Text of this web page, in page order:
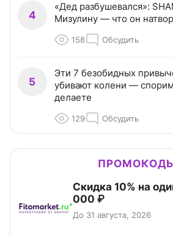
4
«Дед разбушевался»:
Мизулину — что он
158 Обсудить
5
Эти 7 безобидных
убивают колени —
делаете
129 Обсудить
Скидка 10% на
000 ₽
До 31 августа, 2026